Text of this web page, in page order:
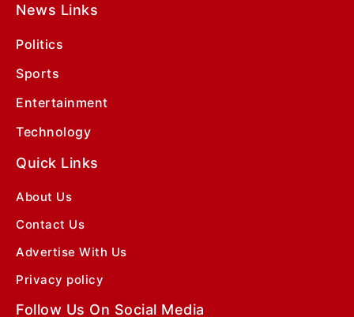
News Links
Politics
Sports
Entertainment
Technology
Quick Links
About Us
Contact Us
Advertise With Us
Privacy policy
Follow Us On Social Media